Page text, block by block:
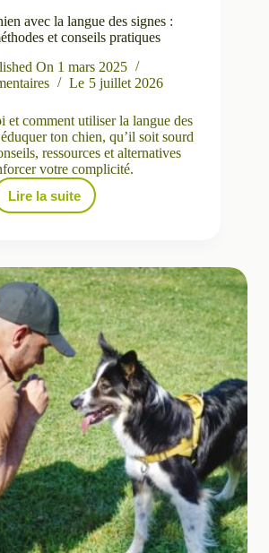
avec la langue des signes :
et conseils pratiques
On 1 mars 2025
Le 5 juillet 2026
et comment utiliser la langue des
ton chien, qu’il soit sourd
ressources et alternatives
votre complicité.
Lire la suite
Éduquer
son
langue
des
signes
avantages,
méthodes
et
conseils
pratiques